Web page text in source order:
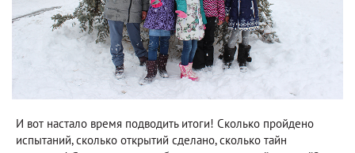
И вот настало время подводить итоги! Сколько пройдено
испытаний, сколько открытий сделано, сколько тайн